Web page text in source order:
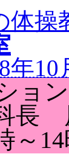
体操
年10
ョ
長
～